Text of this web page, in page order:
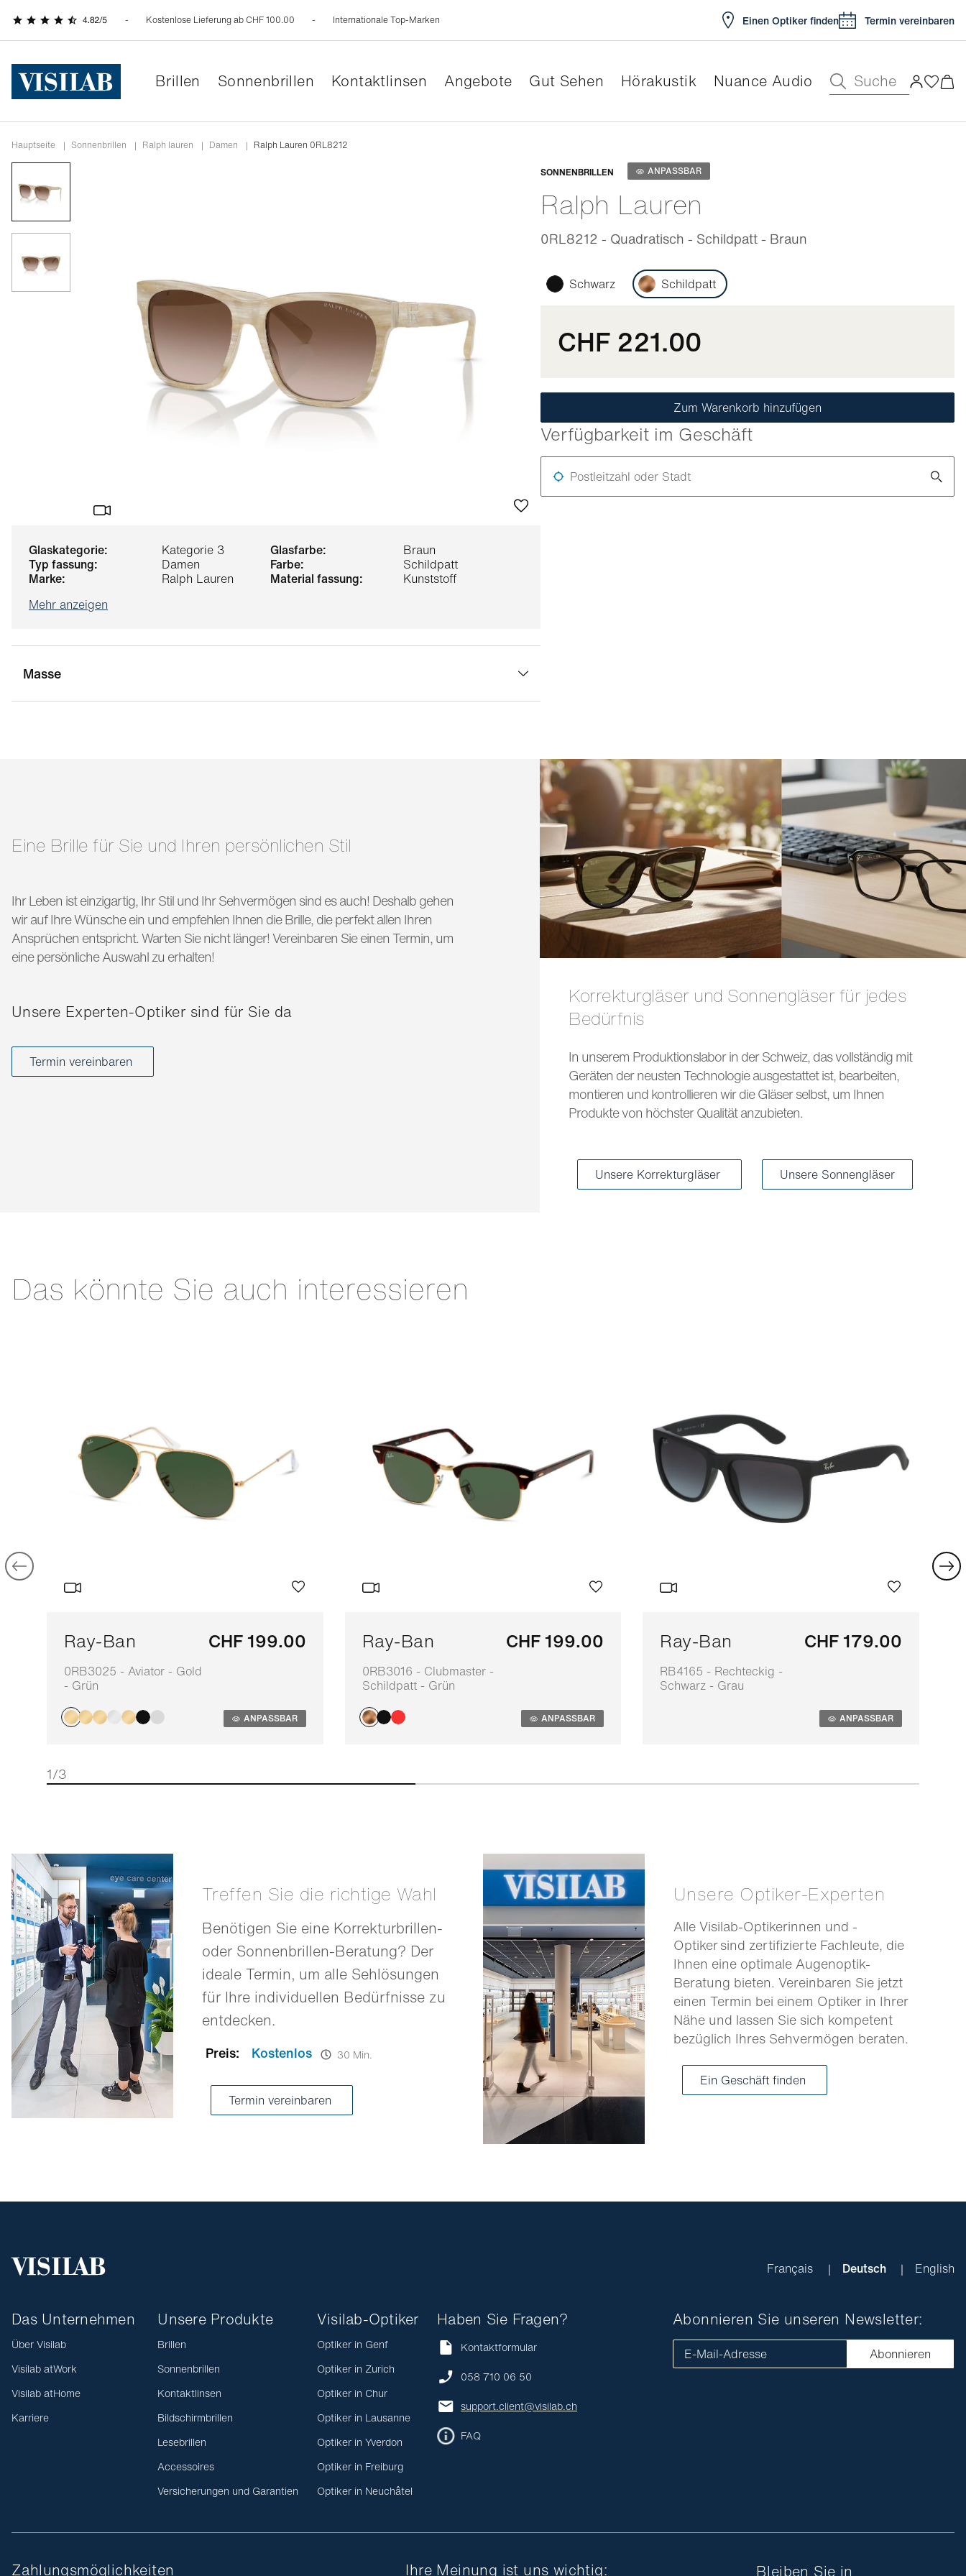
Kostenlose Lieferung ab CHF 100.00 Internationale Top-Marken Einen Optiker finden Termin vereinbaren
Brillen Sonnenbrillen Kontaktlinsen Angebote Gut Sehen Hörakustik Nuance Audio Suche
Hauptseite | Sonnenbrillen | ralph lauren | damen | Ralph Lauren 0RL8212
glaskategorie: Kategorie 3 glasfarbe:
Braun
typ fassung:
Damen farbe:
Schildpatt
marke:
Ralph Lauren material fassung:
Kunststoff
Mehr anzeigen
Masse
SONNENBRILLEN ANPASSBAR
Ralph Lauren
0RL8212 - Quadratisch - Schildpatt - Braun
Anpassbar
Schwarz Schildpatt
CHF 221.00
Zum Warenkorb hinzufügen
Verfügbarkeit im Geschäft
Postleitzahl oder Stadt
Eine Brille für Sie und Ihren persönlichen Stil
Ihr Leben ist einzigartig, Ihr Stil und Ihr Sehvermögen sind es auch! Deshalb gehen
wir auf Ihre Wünsche ein und empfehlen Ihnen die Brille, die perfekt allen Ihren
Ansprüchen entspricht. Warten Sie nicht länger! Vereinbaren Sie einen Termin, um
eine persönliche Auswahl zu erhalten!
Unsere Experten-Optiker sind für Sie da
Termin vereinbaren
Korrekturgläser und Sonnengläser für jedes
Bedürfnis
In unserem Produktionslabor in der Schweiz, das vollständig mit
Geräten der neusten Technologie ausgestattet ist, bearbeiten,
montieren und kontrollieren wir die Gläser selbst, um Ihnen
Produkte von höchster Qualität anzubieten.
Unsere Korrekturgläser Unsere Sonnengläser
Das könnte Sie auch interessieren
Ray-Ban
0RB3025 - Aviator - Gold
- Grün
CHF 199.00
ANPASSBAR
Ray-Ban
0RB3016 - Clubmaster -
Schildpatt - Grün
CHF 199.00
ANPASSBAR
Ray-Ban
RB4165 - Rechteckig -
Schwarz - Grau
CHF 179.00
ANPASSBAR
1/3
Treffen Sie die richtige Wahl
Benötigen Sie eine Korrekturbrillen-
oder Sonnenbrillen-Beratung? Der
ideale Termin, um alle Sehlösungen
für Ihre individuellen Bedürfnisse zu
entdecken.
Preis: Kostenlos 30 Min.
Termin vereinbaren
Unsere Optiker-Experten
Alle Visilab-Optikerinnen und -
Optiker sind zertifizierte Fachleute, die
Ihnen eine optimale Augenoptik-
Beratung bieten. Vereinbaren Sie jetzt
einen Termin bei einem Optiker in Ihrer
Nähe und lassen Sie sich kompetent
bezüglich Ihres Sehvermögen beraten.
Ein Geschäft finden
Français Deutsch English
Das Unternehmen
Über Visilab
Visilab atWork
Visilab atHome
Karriere
Unsere Produkte
Brillen
Sonnenbrillen
Kontaktlinsen
Bildschirmbrillen
Lesebrillen
Accessoires
Versicherungen und Garantien
Visilab-Optiker
Optiker in Genf
Optiker in Zurich
Optiker in Chur
Optiker in Lausanne
Optiker in Yverdon
Optiker in Freiburg
Optiker in Neuchâtel
Haben Sie Fragen?
Kontaktformular
058 710 06 50
support.client@visilab.ch
FAQ
Abonnieren Sie unseren Newsletter:
E-Mail-Adresse Abonnieren
Zahlungsmöglichkeiten Ihre Meinung ist uns wichtig: Bleiben Sie in